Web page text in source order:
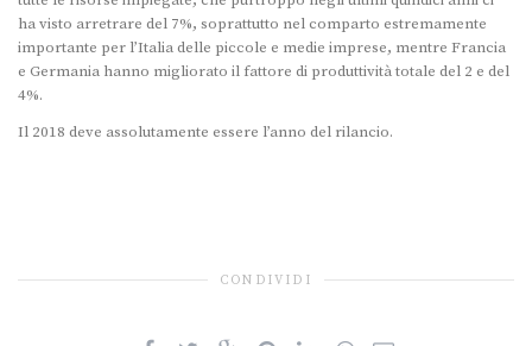
ha visto arretrare del 7%, soprattutto nel comparto estremamente
importante per l’Italia delle piccole e medie imprese, mentre Francia
e Germania hanno migliorato il fattore di produttività totale del 2 e del
4%.
Il 2018 deve assolutamente essere l’anno del rilancio.
CONDIVIDI